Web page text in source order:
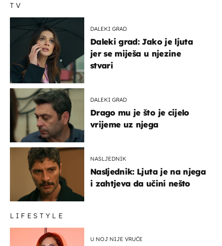
TV
DALEKI GRAD
Daleki grad: Jako je ljuta
jer se miješa u njezine
stvari
DALEKI GRAD
Drago mu je što je cijelo
vrijeme uz njega
NASLJEDNIK
Nasljednik: Ljuta je na njega
i zahtjeva da učini nešto
LIFESTYLE
U NOJ NIJE VRUĆE